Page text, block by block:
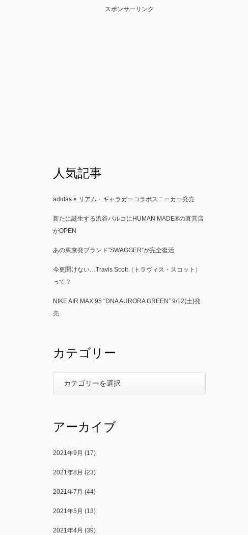
スポンサーリンク
人気記事
adidas × リアム・ギャラガーコラボスニーカー発売
新たに誕生する渋谷パルコにHUMAN MADE®の直営店
がOPEN
あの東京発ブランド”SWAGGER”が完全復活
今更聞けない…Travis Scott（トラヴィス・スコット）
って？
NIKE AIR MAX 95 “DNA AURORA GREEN” 9/12(土)発
売
カテゴリー
アーカイブ
2021年9月 (17)
2021年8月 (23)
2021年7月 (44)
2021年5月 (13)
2021年4月 (39)